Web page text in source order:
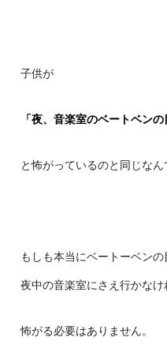
子供が
「夜、音楽室のベートベンの
と怖がっているのと同じなん
もしも本当にベートーベンの
夜中の音楽室にさえ行かなけ
怖がる必要はありません。